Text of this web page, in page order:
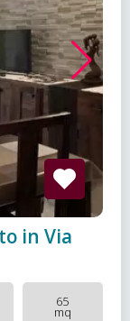
in Via
65
mq